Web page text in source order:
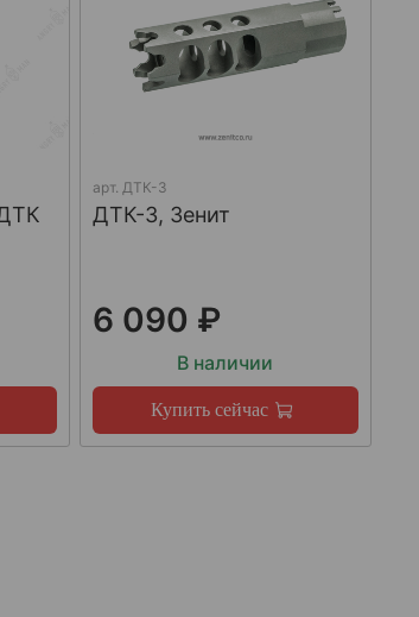
арт. ДТК-3
ДТК-3, Зенит
6 090 ₽
В наличии
Купить сейчас